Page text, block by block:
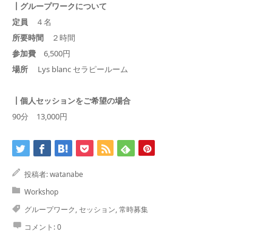
┃グループワークについて
定員 ４名
所要時間 ２時間
参加費 6,500円
場所 Lys blanc セラピールーム
┃個人セッションをご希望の場合
90分 13,000円
投稿者:watanabe
Workshop
グループワーク, セッション,常時募集
コメント:0